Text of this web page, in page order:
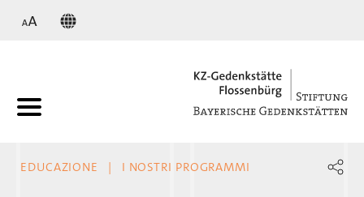
EDUCAZIONE I NOSTRI PROGRAMMI